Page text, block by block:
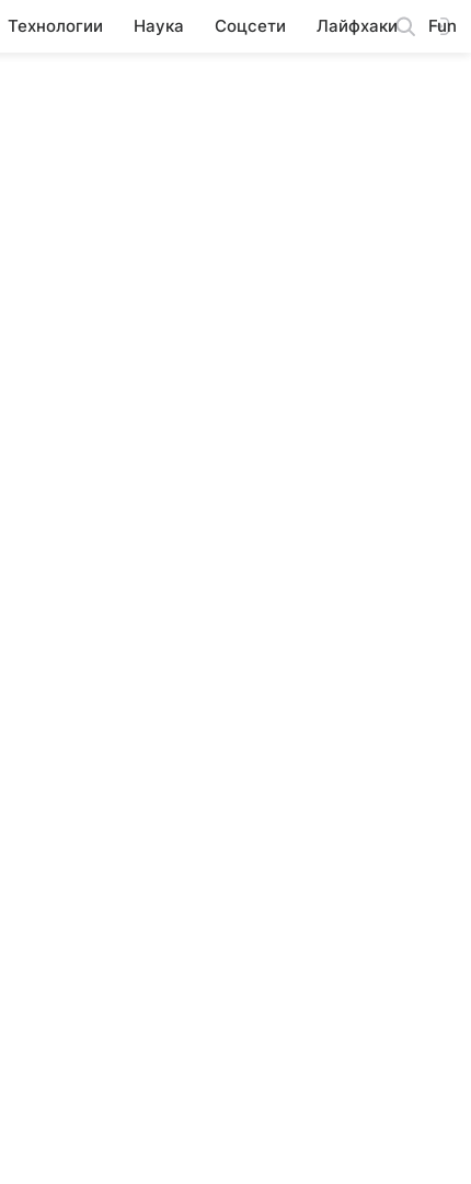
Технологии Наука Соцсети Лайфхаки Fun